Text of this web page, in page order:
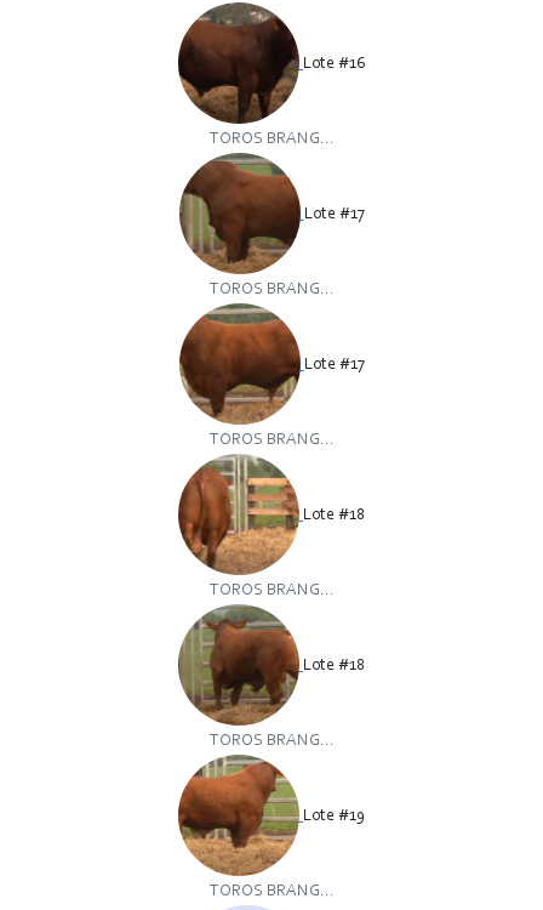
Lote #16
TOROS BRANG...
Lote #17
TOROS BRANG...
Lote #17
TOROS BRANG...
Lote #18
TOROS BRANG...
Lote #18
TOROS BRANG...
Lote #19
TOROS BRANG...